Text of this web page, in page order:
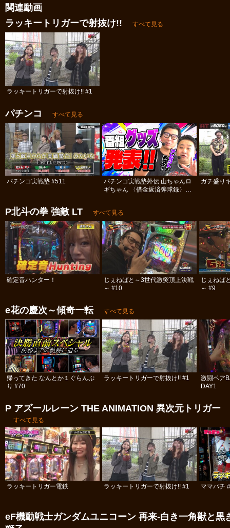
関連動画
ラッキートリガーで射抜け!!
すべて見る
ラッキートリガーで射抜け!! #1
パチンコ すべて見る
パチンコ実戦塾 #511
パチンコ実戦塾外伝 山ちゃんロ
ギちゃん 〈借金返済弾球録〉
ガチ盛り
P北斗の拳 強敵 LT すべて見る
確定音ハンター！
じぇねばと～3世代激突頂上決戦
～ #10
じぇねば
～ #9
e花の慶次～傾奇一転 すべて見る
帰ってきた なんとか１ぐらんぷ
り #70
ラッキートリガーで射抜け!! #1
激闘ペア
DAY1
P アズールレーン THE ANIMATION 異次元トリガー
すべて見る
ラッキートリガー電鉄 ラッキートリガーで射抜け!! #1 ママパチ
eF機動戦士ガンダムユニコーン 再来‐白き一角獣と黒